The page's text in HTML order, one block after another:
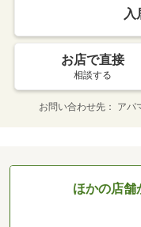
入
お店で直接
相談する
お問い合わせ先 アパ
ほかの店舗